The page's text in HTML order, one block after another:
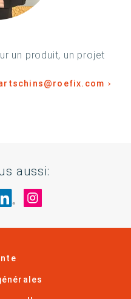
un produit, un projet
aussi:
nous visite sur Facebook
nous visite sur
Rendez-nous visite